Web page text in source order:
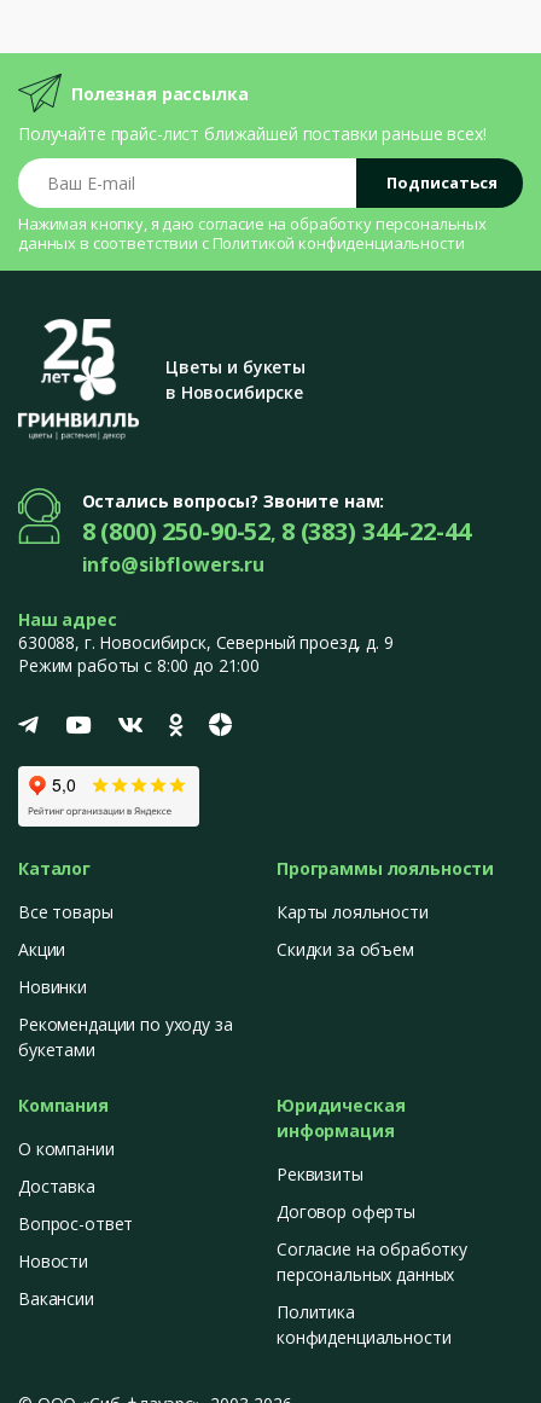
Полезная рассылка
Получайте прайс-лист ближайшей поставки раньше всех!
Ваш E-mail
Подписаться
Нажимая кнопку, я даю согласие на обработку персональных
данных в соответствии с Политикой конфиденциальности
Цветы и букеты
в Новосибирске
Остались вопросы? Звоните нам:
8 (800) 250-90-52, 8 (383) 344-22-44
info@sibflowers.ru
Наш адрес
630088, г. Новосибирск, Северный проезд, д. 9
Режим работы с 8:00 до 21:00
Каталог
Все товары
Акции
Новинки
Рекомендации по уходу за
букетами
Программы лояльности
Карты лояльности
Скидки за объем
Компания
О компании
Доставка
Вопрос-ответ
Новости
Вакансии
Юридическая
информация
Реквизиты
Договор оферты
Согласие на обработку
персональных данных
Политика
конфиденциальности